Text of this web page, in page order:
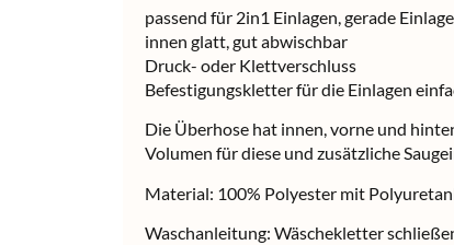
passend für 2in1 Einlagen, gerade
innen glatt, gut abwischbar
Druck- oder Klettverschluss
Befestigungskletter für die Einlagen
Die Überhose hat innen, vorne und
Volumen für diese und zusätzliche
Material: 100% Polyester mit
Waschanleitung: Wäschekletter